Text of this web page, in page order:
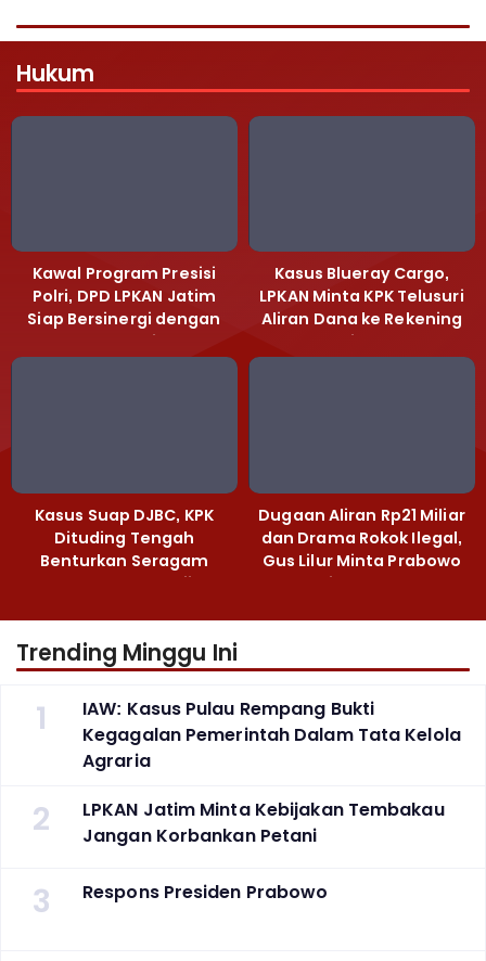
Hukum
Kawal Program Presisi
Polri, DPD LPKAN Jatim
Siap Bersinergi dengan
Polda Jatim
Kasus Blueray Cargo,
LPKAN Minta KPK Telusuri
Aliran Dana ke Rekening
Heri Black
Kasus Suap DJBC, KPK
Dituding Tengah
Benturkan Seragam
Cokelat dengan Hijau
Dugaan Aliran Rp21 Miliar
dan Drama Rokok Ilegal,
Gus Lilur Minta Prabowo
Bertindak Tegas
Trending Minggu Ini
1
IAW: Kasus Pulau Rempang Bukti
Kegagalan Pemerintah Dalam Tata Kelola
Agraria
2
LPKAN Jatim Minta Kebijakan Tembakau
Jangan Korbankan Petani
3 Respons Presiden Prabowo